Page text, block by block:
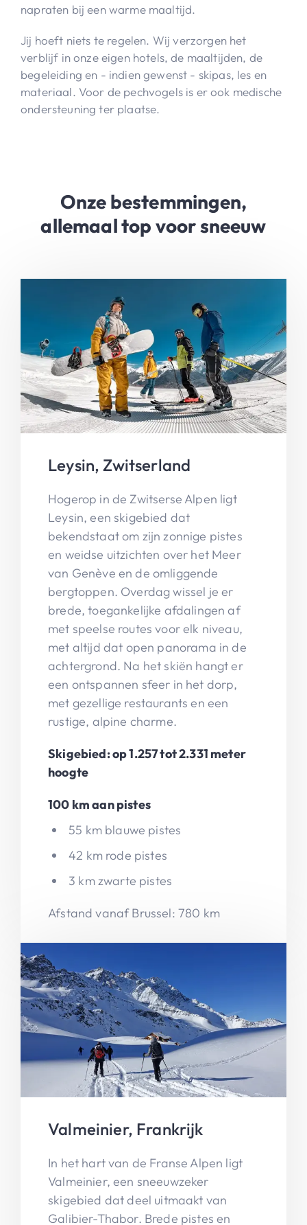
napraten bij een warme maaltijd.
Jij hoeft niets te regelen. Wij verzorgen het
verblijf in onze eigen hotels, de maaltijden, de
begeleiding en - indien gewenst - skipas, les en
materiaal. Voor de pechvogels is er ook medische
ondersteuning ter plaatse.
Onze bestemmingen,
allemaal top voor sneeuw
Leysin, Zwitserland
Hogerop in de Zwitserse Alpen ligt
Leysin, een skigebied dat
bekendstaat om zijn zonnige pistes
en weidse uitzichten over het Meer
van Genève en de omliggende
bergtoppen. Overdag wissel je er
brede, toegankelijke afdalingen af
met speelse routes voor elk niveau,
met altijd dat open panorama in de
achtergrond. Na het skiën hangt er
een ontspannen sfeer in het dorp,
met gezellige restaurants en een
rustige, alpine charme.
Skigebied: op 1.257 tot 2.331 meter
hoogte
100 km aan pistes
55 km blauwe pistes
42 km rode pistes
3 km zwarte pistes
Afstand vanaf Brussel: 780 km
Valmeinier, Frankrijk
In het hart van de Franse Alpen ligt
Valmeinier, een sneeuwzeker
skigebied dat deel uitmaakt van
Galibier-Thabor. Brede pistes en